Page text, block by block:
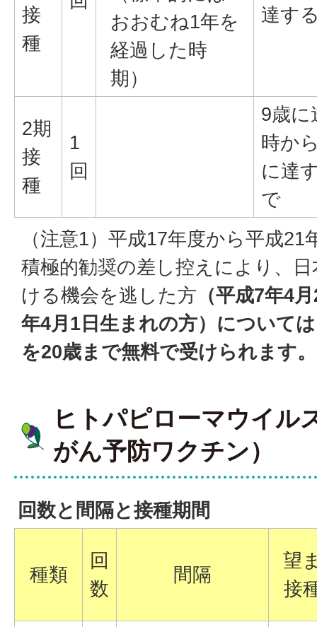
接
種
おおむね1年を
経過した時
期）
達す
2期
接
種
1
回
9歳に
時か
に達
で
（注意1）平成17年度から平成
積極的勧奨の差し控えにより、
ける機会を逃した方 （平成7年4
年4月1日生まれの方）について
を20歳まで無料で受けられます。
ヒトパピローマウイル
がん予防ワクチン）
回数と間隔と接種期間
種類
回
数
間隔
望
接